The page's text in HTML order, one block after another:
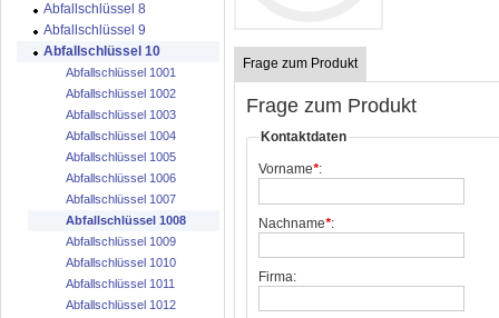
Frage zum Produkt
Frage zum Produkt
Kontaktdaten
Vorname*:
Nachname*:
Firma:
Abfallschlüssel 8
Abfallschlüssel 9
Abfallschlüssel 10
Abfallschlüssel 1001
Abfallschlüssel 1002
Abfallschlüssel 1003
Abfallschlüssel 1004
Abfallschlüssel 1005
Abfallschlüssel 1006
Abfallschlüssel 1007
Abfallschlüssel 1008
Abfallschlüssel 1009
Abfallschlüssel 1010
Abfallschlüssel 1011
Abfallschlüssel 1012